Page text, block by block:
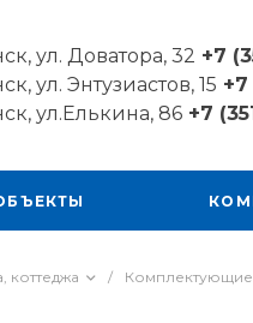
ул. Доватора, 32 +7
ул. Энтузиастов, 15 +7
ул.Елькина, 86 +7
коттеджа / Комплектующие